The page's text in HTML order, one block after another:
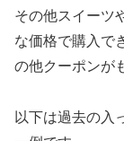
その他スイーツ
な価格で購入で
の他クーポンが
以下は過去の入